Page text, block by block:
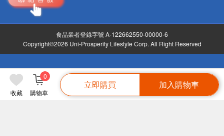
收藏 購物車
0
立即購買 加入購物車
食品業者登錄字號 A-122662550-00000-6
Copyright©2026 Uni-Prosperity Lifestyle Corp. All Right Reserved